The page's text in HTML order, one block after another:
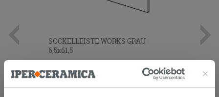
SOCKELLEISTE WORKS GRAU
6,5x61,5
4,99 € /STK.